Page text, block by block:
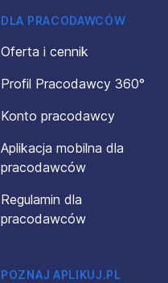
DLA PRACODAWCÓW
Oferta i cennik
Profil Pracodawcy 360°
Konto pracodawcy
Aplikacja mobilna dla
pracodawców
Regulamin dla
pracodawców
POZNAJ APLIKUJ.PL